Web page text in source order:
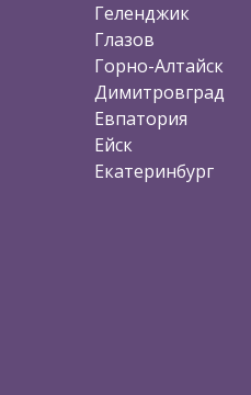
Геленджик
Глазов
Горно-Алтайск
Димитровград
Евпатория
Ейск
Екатеринбург